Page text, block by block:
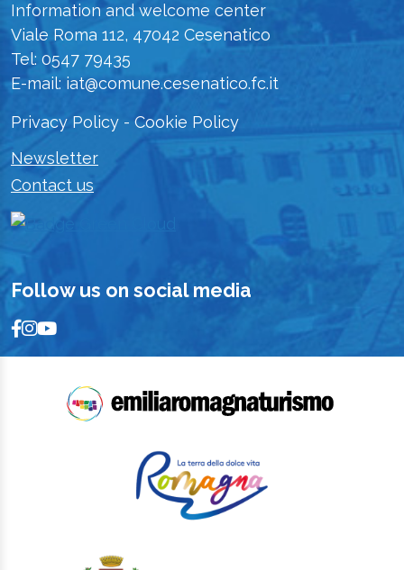
Information and welcome center
Viale Roma 112, 47042 Cesenatico
Tel: 0547 79435
E-mail: iat@comune.cesenatico.fc.it
Privacy Policy - Cookie Policy
Newsletter
Contact us
Follow us on social media